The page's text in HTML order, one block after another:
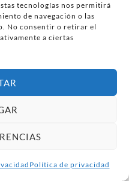
tecnologías nos permitirá
de navegación o las
No consentir o retirar el
a ciertas
Política de privacidad